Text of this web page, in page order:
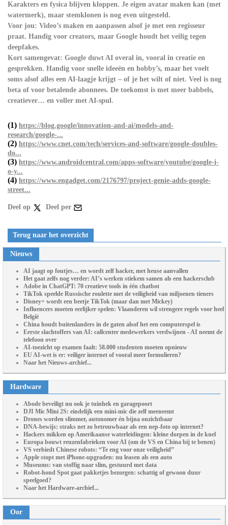
Karakters en fysica blijven kloppen. Je eigen avatar maken kan (met
watermerk), maar stemklonen is nog even uitgesteld.
Voor jou: Video’s maken en aanpassen alsof je met een regisseur
praat. Handig voor creators, maar Google houdt het veilig tegen
deepfakes.
Kort samengevat: Google duwt AI overal in, vooral in creatie en
gesprekken. Handig voor snelle ideeën en hobby’s, maar het voelt
soms alsof alles een AI-laagje krijgt – of je het wilt of niet. Veel is nog
beta of voor betalende abonnees. De toekomst is met meer babbels,
creatiever… en voller met AI-spul.
(1) https://blog.google/innovation-and-ai/models-and-
research/google-...
(2) https://www.cnet.com/tech/services-and-software/google-doubles-
do...
(3) https://www.androidcentral.com/apps-software/youtube/google-i-
o-y...
(4) https://www.engadget.com/2176797/project-genie-adds-google-
street...
Deel op Deel per
Terug naar het overzicht
Nieuws
AI jaagt op foutjes… en wordt zelf hacker, met heuse aanvallen
Het gaat zelfs nog verder: AI’s werken stiekem samen als een hackersclub
Adobe in ChatGPT: 70 creatieve tools in één chatbot
TikTok speelde Russische roulette met de veiligheid van miljoenen tieners
Disney+ wordt een beetje TikTok (maar dan met Mickey)
Influencers moeten eerlijker spelen: Vlaanderen wil strengere regels voor heel
België
China houdt buitenlanders in de gaten alsof het een computerspel is
Eerste slachtoffers van AI: callcenter medewerkers verdwijnen - AI neemt de
telefoon over
AI-toezicht op examen faalt: 58.000 studenten moeten opnieuw
EU AI-wet is er: veiliger internet of vooral meer formulieren?
Naar het Nieuws-archief...
Hardware
Abode beveiligt nu ook je tuinhek en garagepoort
DJI Mic Mini 2S: eindelijk een mini-mic die zelf meeneemt
Drones worden slimmer, autonomer én bijna onzichtbaar
DNA-bewijs: straks net zo betrouwbaar als een nep-foto op internet?
Hackers mikken op Amerikaanse waterleidingen: kleine dorpen in de knel
Europa bouwt reuzenfabrieken voor AI (om de VS en China bij te benen)
VS verbiedt Chinese robots: “Te eng voor onze veiligheid”
Apple stopt met iPhone-upgraden: nu leasen als een auto
Museums: van stoffig naar slim, gestuurd met data
Robot-hond Spot gaat pakketjes bezorgen: schattig of gewoon duur
speelgoed?
Naar het Hardware-archief...
Oor